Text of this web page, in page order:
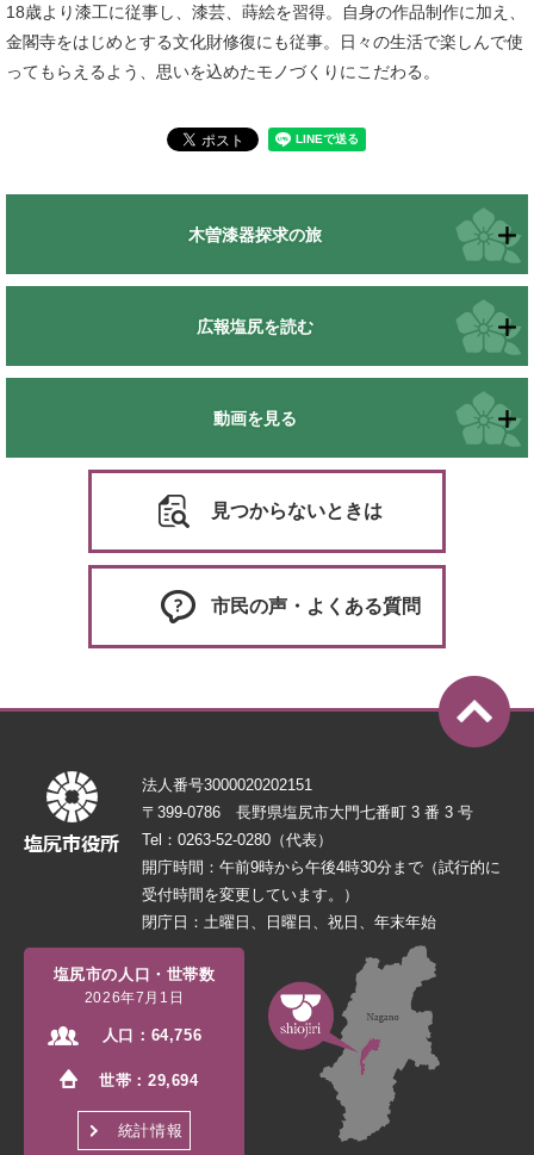
18歳より漆工に従事し、漆芸、蒔絵を習得。自身の作品制作に加え、
金閣寺をはじめとする文化財修復にも従事。日々の生活で楽しんで使
ってもらえるよう、思いを込めたモノづくりにこだわる。
木曽漆器探求の旅
広報塩尻を読む
動画を見る
見つからないときは
市民の声・よくある質問
法人番号3000020202151
〒399-0786 長野県塩尻市大門七番町 3 番 3 号
Tel：0263-52-0280（代表）
開庁時間：午前9時から午後4時30分まで（試行的に
受付時間を変更しています。）
閉庁日：土曜日、日曜日、祝日、年末年始
塩尻市の人口・世帯数
2026年7月1日
人口： 64,756
世帯：29,694
統計情報